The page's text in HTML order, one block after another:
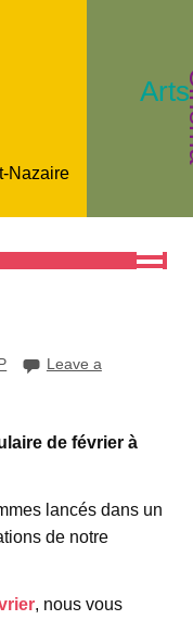
Nazaire
Leave a
de février à
lancés dans un
de notre
, nous vous